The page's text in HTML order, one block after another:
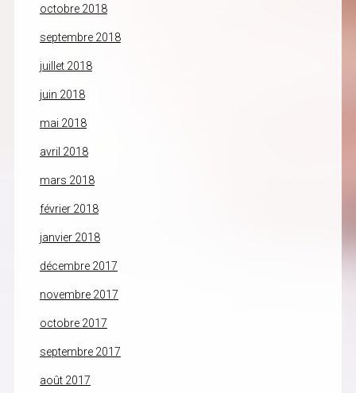
octobre 2018
septembre 2018
juillet 2018
juin 2018
mai 2018
avril 2018
mars 2018
février 2018
janvier 2018
décembre 2017
novembre 2017
octobre 2017
septembre 2017
août 2017